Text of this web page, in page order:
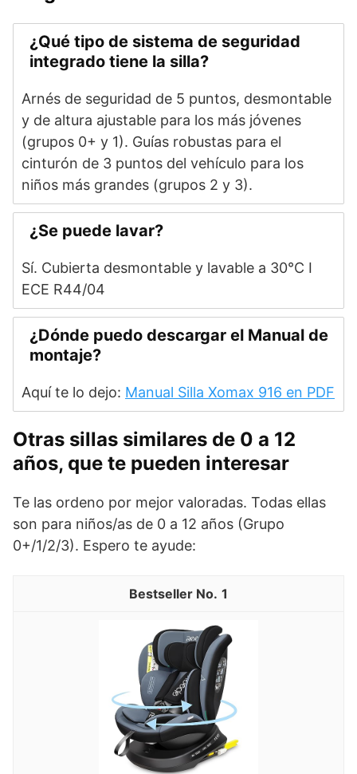
¿Qué tipo de sistema de seguridad
integrado tiene la silla?
Arnés de seguridad de 5 puntos, desmontable
y de altura ajustable para los más jóvenes
(grupos 0+ y 1). Guías robustas para el
cinturón de 3 puntos del vehículo para los
niños más grandes (grupos 2 y 3).
¿Se puede lavar?
Sí. Cubierta desmontable y lavable a 30°C I
ECE R44/04
¿Dónde puedo descargar el Manual de
montaje?
Aquí te lo dejo: Manual Silla Xomax 916 en PDF
Otras sillas similares de 0 a 12
años, que te pueden interesar
Te las ordeno por mejor valoradas. Todas ellas
son para niños/as de 0 a 12 años (Grupo
0+/1/2/3). Espero te ayude:
1